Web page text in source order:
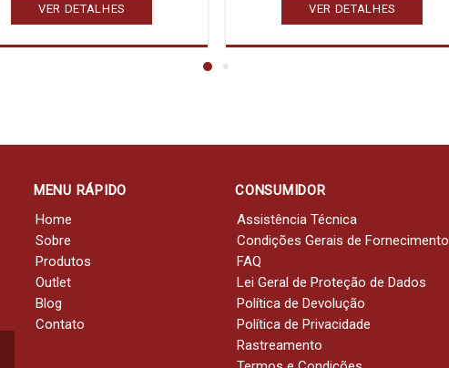
VER DETALHES VER DETALHES
MENU RÁPIDO
Home
Sobre
Produtos
Outlet
Blog
Contato
CONSUMIDOR
Assistência Técnica
Condições Gerais de Fornecimento
FAQ
Lei Geral de Proteção de Dados
Política de Devolução
Política de Privacidade
Rastreamento